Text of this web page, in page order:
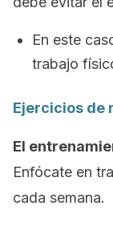
En este
trabajo
Ejercicios de
El
Enfócate en
cada semana.